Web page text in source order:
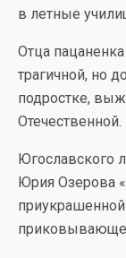
в летные
Отца
трагичной, но
подростке,
Отечественной.
Югославского
Юрия Озерова «